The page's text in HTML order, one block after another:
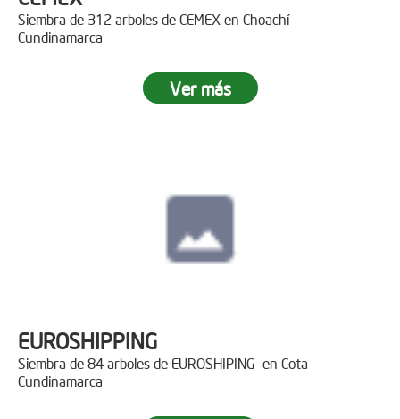
Siembra de 312 arboles de CEMEX en Choachí -
Cundinamarca
Ver más
EUROSHIPPING
Siembra de 84 arboles de EUROSHIPING en Cota -
Cundinamarca